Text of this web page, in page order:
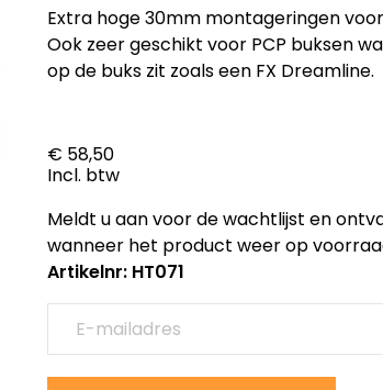
Extra hoge 30mm montageringen
Ook zeer geschikt voor PCP buksen
op de buks zit zoals een FX Dreamline.
€ 58,50
Incl. btw
Meldt u aan voor de wachtlijst en
wanneer het product weer op
Artikelnr: HT071